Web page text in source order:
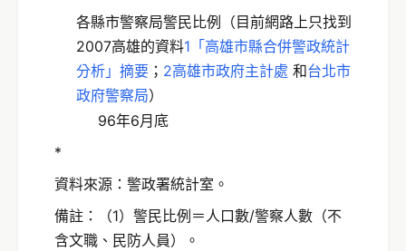
各縣市警察局警民比例（目前網路上只找到
2007高雄的資料1「高雄市縣合併警政統計
分析」摘要 ； 2高雄市政府主計處 和台北市
政府警察局）
96年6月底
*
資料來源：警政署統計室。
備註：（1）警民比例＝人口數/警察人數（不
含文職、民防人員）。